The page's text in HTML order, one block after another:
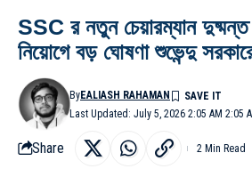
SSC র নতুন চেয়ারম্যান দুষ্মন্ত
নিয়োগে বড় ঘোষণা শুভেন্দু
Last Updated: July 5, 2026 2:05 AM 2:05
ByEALIASH RAHAMAN
Share 2 Min Read